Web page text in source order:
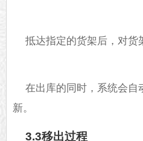
抵达指定的货架后，对货
在出库的同时，系统会自
新。
3.3移出过程